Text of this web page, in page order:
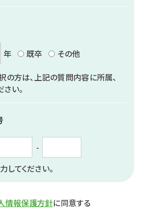
年 既卒
その他
の方は、上記の質問内容に所属、
い。
-
てください。
情報保護方針に同意する